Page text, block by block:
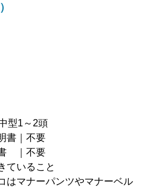
型1～2頭
書｜不要
書 ｜不要
ていること
はマナーパンツやマナーベル